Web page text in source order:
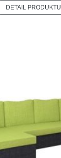
DETAIL PRODUKTU